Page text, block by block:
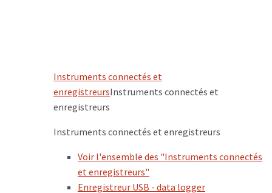
Instruments connectés et
enregistreursInstruments connectés et
enregistreurs
Instruments connectés et enregistreurs
Voir l'ensemble des "Instruments connectés
et enregistreurs"
Enregistreur USB - data logger